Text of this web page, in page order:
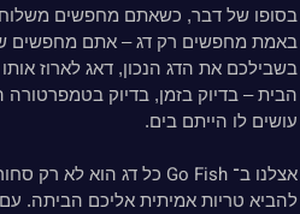
בסופו של דבר, כשאתם מחפשים
באמת מחפשים רק דג – אתם מחפשים
בשבילכם את הדג הנכון, דאג לארוז
הבית – בדיוק בזמן, בדיוק
עושים לו הייתם בים.
אצלנו ב־ Go Fish כל דג הוא לא רק
להביא טריות אמיתית אליכם הביתה.